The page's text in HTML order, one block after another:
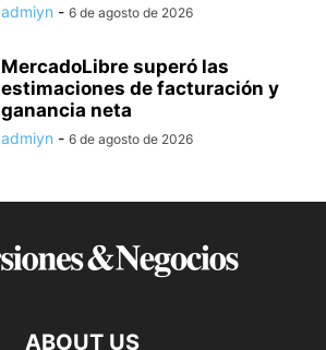
admiyn - 6 de agosto de 2026
MercadoLibre superó las
estimaciones de facturación y
ganancia neta
admiyn - 6 de agosto de 2026
ABOUT US